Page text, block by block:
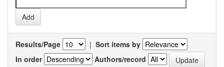
Results/Page | Sort items by
In order
Authors/record